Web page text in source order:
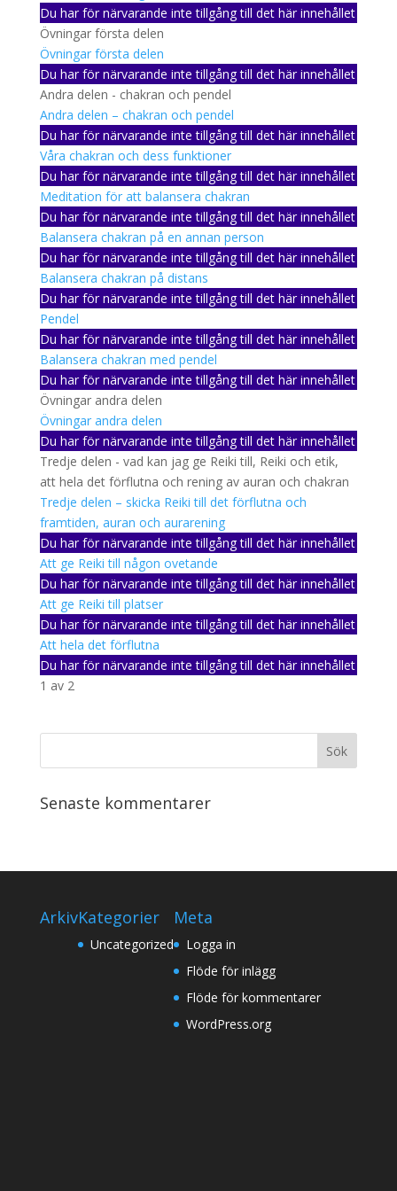
Du har för närvarande inte tillgång till det här innehållet
Övningar första delen
Övningar första delen
Du har för närvarande inte tillgång till det här innehållet
Andra delen - chakran och pendel
Andra delen – chakran och pendel
Du har för närvarande inte tillgång till det här innehållet
Våra chakran och dess funktioner
Du har för närvarande inte tillgång till det här innehållet
Meditation för att balansera chakran
Du har för närvarande inte tillgång till det här innehållet
Balansera chakran på en annan person
Du har för närvarande inte tillgång till det här innehållet
Balansera chakran på distans
Du har för närvarande inte tillgång till det här innehållet
Pendel
Du har för närvarande inte tillgång till det här innehållet
Balansera chakran med pendel
Du har för närvarande inte tillgång till det här innehållet
Övningar andra delen
Övningar andra delen
Du har för närvarande inte tillgång till det här innehållet
Tredje delen - vad kan jag ge Reiki till, Reiki och etik,
att hela det förflutna och rening av auran och chakran
Tredje delen – skicka Reiki till det förflutna och
framtiden, auran och aurarening
Du har för närvarande inte tillgång till det här innehållet
Att ge Reiki till någon ovetande
Du har för närvarande inte tillgång till det här innehållet
Att ge Reiki till platser
Du har för närvarande inte tillgång till det här innehållet
Att hela det förflutna
Du har för närvarande inte tillgång till det här innehållet
1 av 2
Senaste kommentarer
ArkivKategorier
Uncategorized
Meta
Logga in
Flöde för inlägg
Flöde för kommentarer
WordPress.org